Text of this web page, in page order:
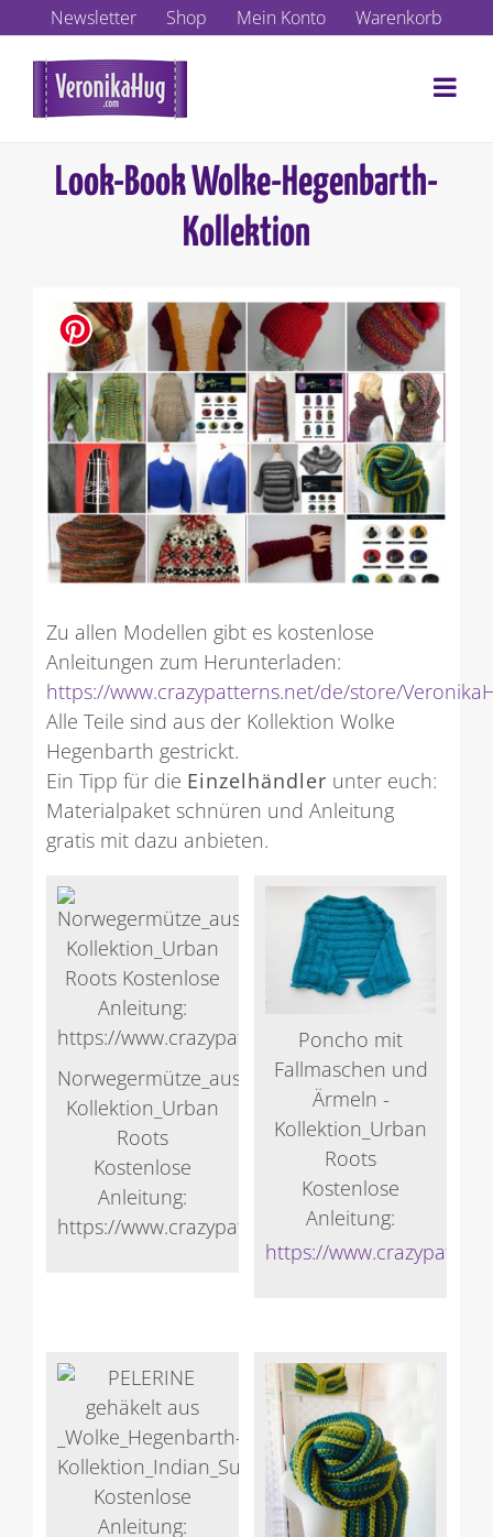
Inhalt
springen
Newsletter Shop Mein Konto Warenkorb
Look-Book Wolke-Hegenbarth-
Kollektion
Zeige
grösseres
Bild
Zu allen Modellen gibt es kostenlose
Anleitungen zum Herunterladen:
https://www.crazypatterns.net/de/store/
Alle Teile sind aus der Kollektion Wolke
Hegenbarth gestrickt.
Ein Tipp für die Einzelhändler unter euch:
Materialpaket schnüren und Anleitung
gratis mit dazu anbieten.
Norwegermütze_aus_Wolke_Hegenbarth-
Kollektion_Urban
Roots
Kostenlose
Anleitung:
https://www.crazypatterns.net/de/store/
Poncho mit
Fallmaschen und
Ärmeln -
Kollektion_Urban
Roots
Kostenlose
Anleitung:
https://